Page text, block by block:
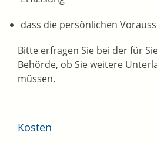
dass die persönlichen
Bitte erfragen Sie bei der für
Behörde, ob Sie weitere
müssen.
Kosten